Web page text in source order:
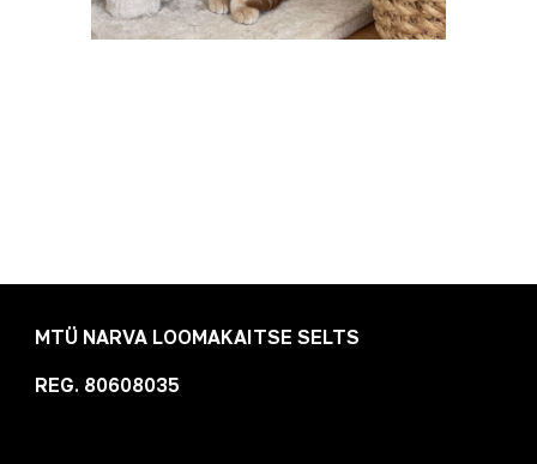
MTÜ NARVA LOOMAKAITSE SELTS
REG. 80608035